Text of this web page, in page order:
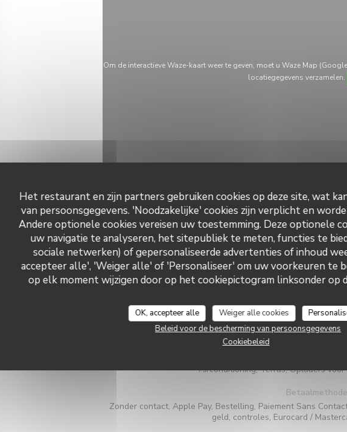
Het restaurant en zijn partners gebruiken cookies op deze site, wat
van persoonsgegevens. 'Noodzakelijke' cookies zijn verplicht en
Andere optionele cookies vereisen uw toestemming. Deze optionele
uw navigatie te analyseren, het sitepubliek te meten, functies te
sociale netwerken) of gepersonaliseerde advertenties of inhoud
accepteer alle', 'Weiger alle' of 'Personaliseer' om uw voorkeuren te
op elk moment wijzigen door op het cookiepictogram linksonder op
OK, accepteer alle Weiger alle cookies
Beleid voor de bescherming van persoonsgegevens
Cookiebeleid
Om de interactieve Waze-kaart weer te geven, moet u Waze Map
locatiegegevens verzamelen.
Algemene
Keuken
Eigengemaakt, Regionale producten, Veganistisch
Soort bedrijf
Modern eten en authentieke bistro,
Airconditioning, Terras, Opladers
Zonder contact, Apple Pay, Bestelling, Paiement Sans
geld, controles, Eurocard /